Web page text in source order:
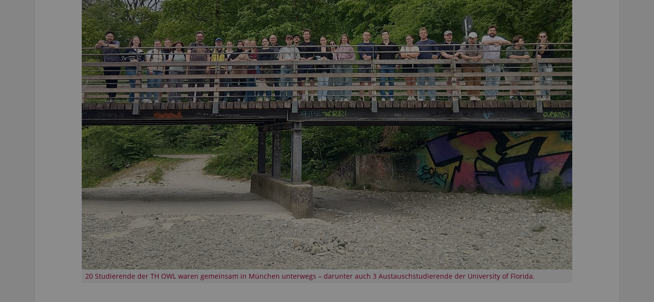
20 Studierende der TH OWL waren gemeinsam in München unterwegs – darunter auch 3 Austauschstudierende der University of Florida.